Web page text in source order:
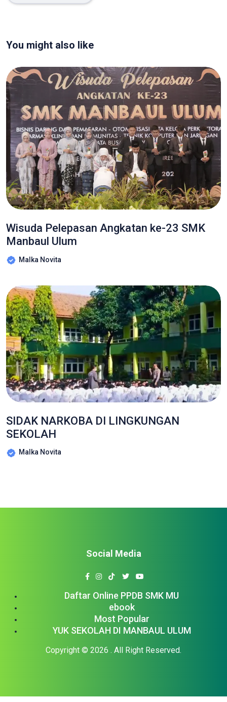
You might also like
Wisuda Pelepasan Angkatan ke-23 SMK
Manbaul Ulum
Malka Novita
SIDAK NARKOBA DI LINGKUNGAN
SEKOLAH
Malka Novita
Daftar Online PPDB SMK MU
ebook
Most Popular
YUK SEKOLAH DI MANBAUL ULUM
Copyright © 2026 . All Right Reserved.
Social Media